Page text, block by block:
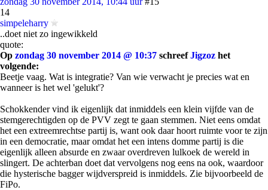
14
simpeleharry
..doet niet zo ingewikkeld
quote:
Op zondag 30 november 2014 @ 10:37 schreefJigzoz het
volgende:
Beetje vaag. Wat is integratie? Van wie verwacht je precies wat en
wanneer is het wel 'gelukt'?
Schokkender vind ik eigenlijk dat inmiddels een klein vijfde van de
stemgerechtigden op de PVV zegt te gaan stemmen. Niet eens omdat
het een extreemrechtse partij is, want ook daar hoort ruimte voor te zijn
in een democratie, maar omdat het een intens domme partij is die
eigenlijk alleen absurde en zwaar overdreven lulkoek de wereld in
slingert. De achterban doet dat vervolgens nog eens na ook, waardoor
die hysterische bagger wijdverspreid is inmiddels. Zie bijvoorbeeld de
FiPo.